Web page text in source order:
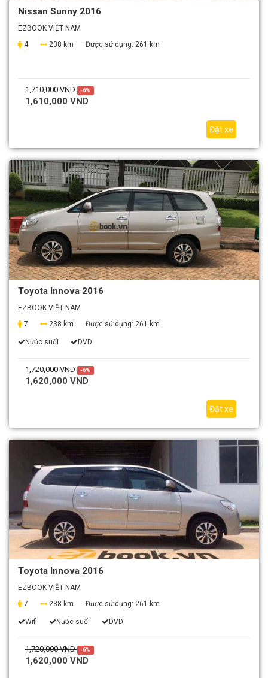
Nissan Sunny 2016
EZBOOK VIỆT NAM
4
238 km Được sử dụng: 261 km
1,710,000 VND -6%
1,610,000 VND
Đặt xe
Toyota Innova 2016
EZBOOK VIỆT NAM
7
238 km Được sử dụng: 261 km
Nước suối DVD
1,720,000 VND -6%
1,620,000 VND
Đặt xe
Toyota Innova 2016
EZBOOK VIỆT NAM
7
238 km Được sử dụng: 261 km
Wifi Nước suối DVD
1,720,000 VND -6%
1,620,000 VND